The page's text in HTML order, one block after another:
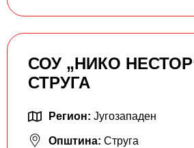
СОУ „НИКО
СТРУГА
Регион: Југозападен
Општина: Струга